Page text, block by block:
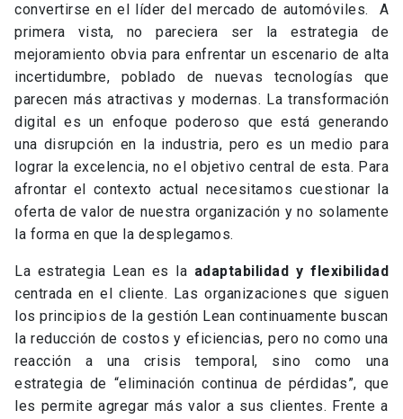
convertirse en el líder del mercado de automóviles. A
primera vista, no pareciera ser la estrategia de
mejoramiento obvia para enfrentar un escenario de alta
incertidumbre, poblado de nuevas tecnologías que
parecen más atractivas y modernas. La transformación
digital es un enfoque poderoso que está generando
una disrupción en la industria, pero es un medio para
lograr la excelencia, no el objetivo central de esta. Para
afrontar el contexto actual necesitamos cuestionar la
oferta de valor de nuestra organización y no solamente
la forma en que la desplegamos.
La estrategia Lean es la adaptabilidad y flexibilidad
centrada en el cliente. Las organizaciones que siguen
los principios de la gestión Lean continuamente buscan
la reducción de costos y eficiencias, pero no como una
reacción a una crisis temporal, sino como una
estrategia de “eliminación continua de pérdidas”, que
les permite agregar más valor a sus clientes. Frente a